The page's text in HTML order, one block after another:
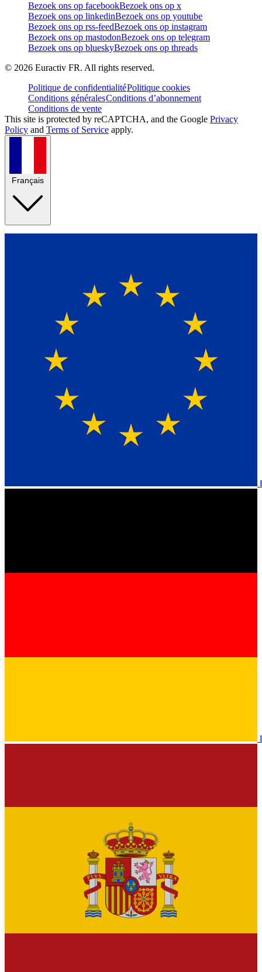
Bezoek ons op facebookBezoek ons op x
Bezoek ons op linkedinBezoek ons op youtube
Bezoek ons op rss-feedBezoek ons op instagram
Bezoek ons op mastodonBezoek ons op telegram
Bezoek ons op blueskyBezoek ons op threads
© 2026 Euractiv FR. All rights reserved.
Politique de confidentialitéPolitique cookies
Conditions généralesConditions d’abonnement
Conditions de vente
This site is protected by reCAPTCHA, and the Google Privacy
Policy and Terms of Service apply.
Français